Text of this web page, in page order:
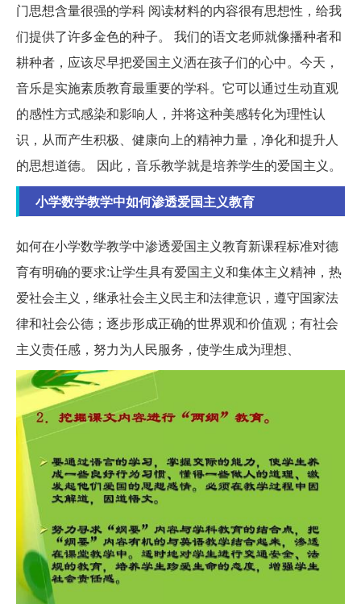
门思想含量很强的学科 阅读材料的内容很有思想性，给我
们提供了许多金色的种子。 我们的语文老师就像播种者和
耕种者，应该尽早把爱国主义洒在孩子们的心中。今天，
音乐是实施素质教育最重要的学科。它可以通过生动直观
的感性方式感染和影响人，并将这种美感转化为理性认
识，从而产生积极、健康向上的精神力量，净化和提升人
的思想道德。 因此，音乐教学就是培养学生的爱国主义。
小学数学教学中如何渗透爱国主义教育
如何在小学数学教学中渗透爱国主义教育新课程标准对德
育有明确的要求:让学生具有爱国主义和集体主义精神，热
爱社会主义，继承社会主义民主和法律意识，遵守国家法
律和社会公德；逐步形成正确的世界观和价值观；有社会
主义责任感，努力为人民服务，使学生成为理想、